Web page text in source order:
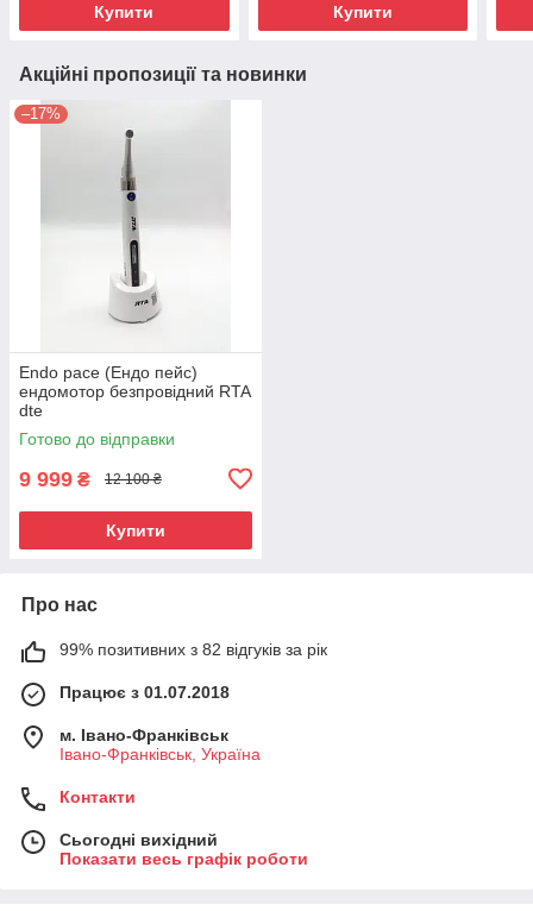
Купити Купити
Акційні пропозиції та новинки
–17%
Endo pace (Ендо пейс)
ендомотор безпровідний RTA
dte
Готово до відправки
9 999 ₴ 12 100 ₴
Купити
Про нас
99% позитивних з 82 відгуків за рік
Працює з 01.07.2018
м. Івано-Франківськ
Івано-Франківськ, Україна
Контакти
Сьогодні вихідний
Показати весь графік роботи